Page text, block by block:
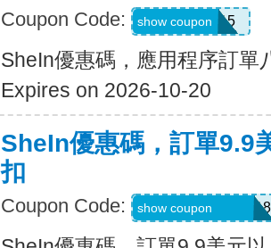
Coupon Code: APP15
show coupon
SheIn優惠碼，應用程序訂單
Expires on 2026-10-20
SheIn優惠碼，訂單9.9
扣
Coupon Code: A6USquimimo7718
show coupon